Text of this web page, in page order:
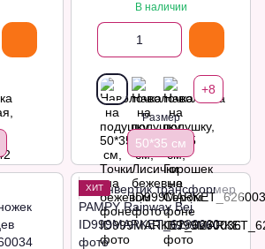
В наличии
+8
Размер
50*35 см
ХИТ